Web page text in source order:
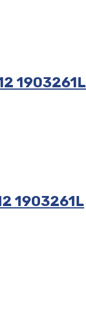
1903261L
1903261L